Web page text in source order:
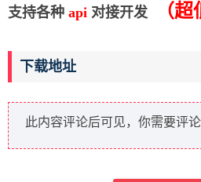
支持各种 api 对接开发 （超
下载地址
此内容评论后可见，你需要评